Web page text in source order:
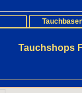
Tauchshops